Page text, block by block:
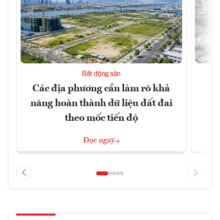
Bất động sản
Các địa phương cần làm rõ khả
năng hoàn thành dữ liệu đất đai
theo mốc tiến độ
Đọc ngay